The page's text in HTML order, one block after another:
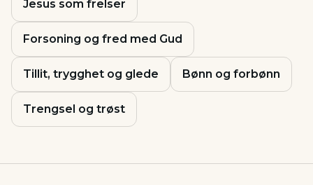
Jesus som frelser
Forsoning og fred med Gud
Tillit, trygghet og glede Bønn og forbønn
Trengsel og trøst